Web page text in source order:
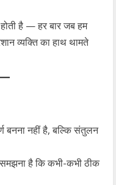
है — हर बार जब हम
व्यक्ति का हाथ थामते
बनना नहीं है, बल्कि संतुलन
है कि कभी-कभी ठीक